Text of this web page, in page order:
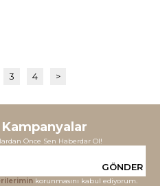
3 4 >
Önce Sen Haberdar Ol!
GÖNDER
korunmasını kabul ediyorum.